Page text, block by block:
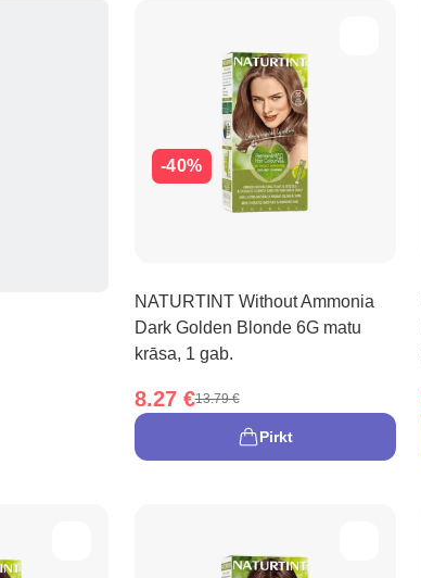
-40%
NATURTINT Without Ammonia
Dark Golden Blonde 6G matu
krāsa, 1 gab.
8.27 €13.79 €
Pirkt